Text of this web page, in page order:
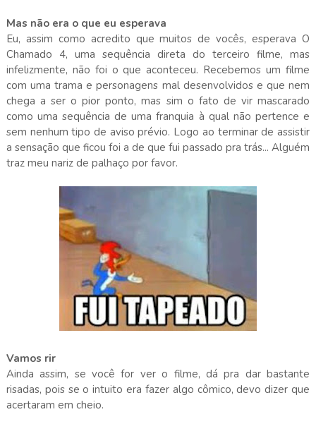
Mas não era o que eu esperava
Eu, assim como acredito que muitos de vocês, esperava O
Chamado 4, uma sequência direta do terceiro filme, mas
infelizmente, não foi o que aconteceu. Recebemos um filme
com uma trama e personagens mal desenvolvidos e que nem
chega a ser o pior ponto, mas sim o fato de vir mascarado
como uma sequência de uma franquia à qual não pertence e
sem nenhum tipo de aviso prévio. Logo ao terminar de assistir
a sensação que ficou foi a de que fui passado pra trás... Alguém
traz meu nariz de palhaço por favor.
Vamos rir
Ainda assim, se você for ver o filme, dá pra dar bastante
risadas, pois se o intuito era fazer algo cômico, devo dizer que
acertaram em cheio.